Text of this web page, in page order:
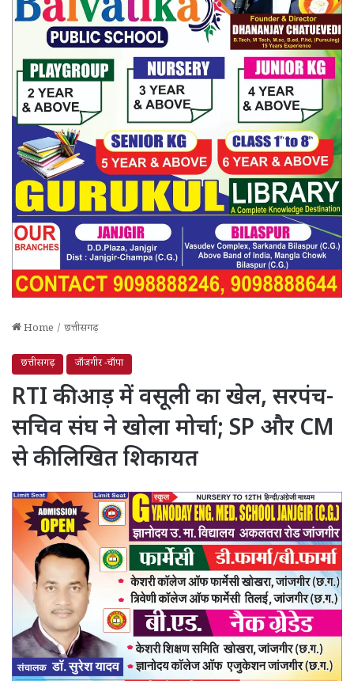
Home / छत्तीसगढ़
छत्तीसगढ़ जाँजगीर -चाँपा
RTI की आड़ में वसूली का खेल, सरपंच-
सचिव संघ ने खोला मोर्चा; SP और CM
से की लिखित शिकायत